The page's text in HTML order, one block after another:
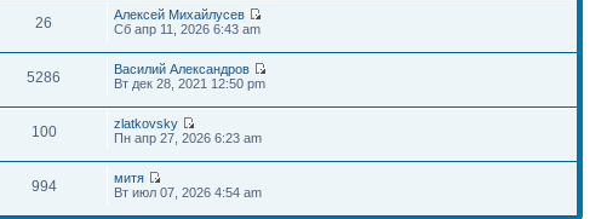
26
Алексей Михайлусев
Сб апр 11, 2026 6:43 am
5286
Василий Александров
Вт дек 28, 2021 12:50 pm
100
zlatkovsky
Пн апр 27, 2026 6:23 am
994
митя
Вт июл 07, 2026 4:54 am